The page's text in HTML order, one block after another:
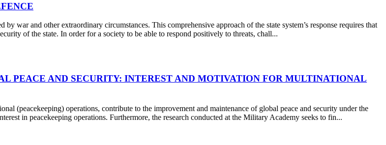
war and other extraordinary circumstances. This comprehensive approach of the state system’s response requires that
of the state. In order for a society to be able to respond positively to threats, chall...
PEACE AND SECURITY: INTEREST AND MOTIVATION FOR MULTINATIONAL
(peacekeeping) operations, contribute to the improvement and maintenance of global peace and security under the
in peacekeeping operations. Furthermore, the research conducted at the Military Academy seeks to fin...